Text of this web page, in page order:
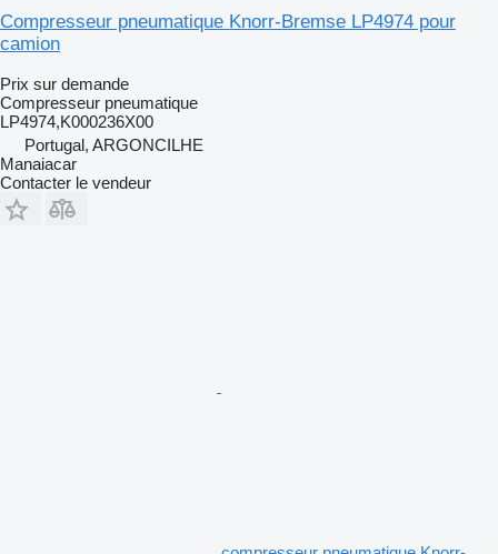
Compresseur pneumatique Knorr-Bremse LP4974 pour
camion
Prix sur demande
Compresseur pneumatique
LP4974,K000236X00
Portugal, ARGONCILHE
Manaiacar
Contacter le vendeur